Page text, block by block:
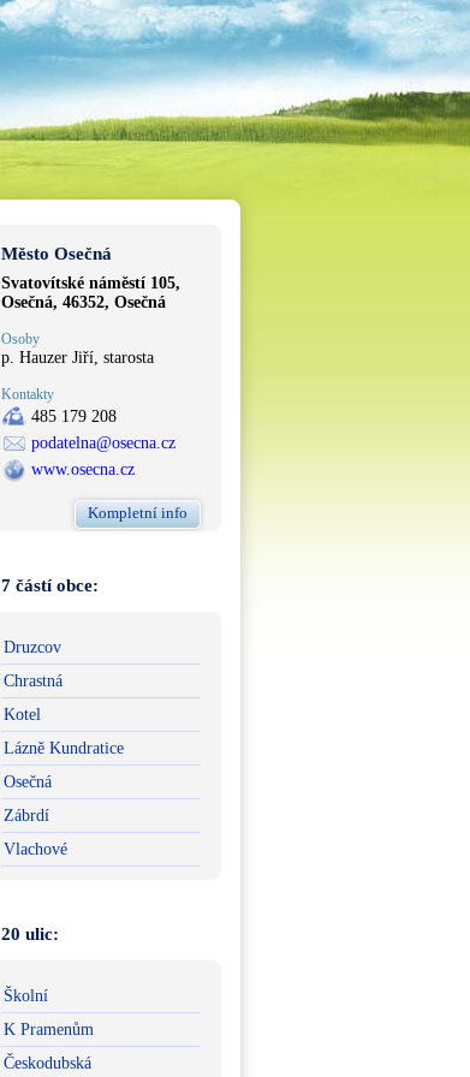
Město Osečná
Svatovítské náměstí 105,
Osečná, 46352, Osečná
Osoby
p. Hauzer Jiří, starosta
Kontakty
485 179 208
podatelna@osecna.cz
www.osecna.cz
Kompletní info
7 částí obce:
Druzcov
Chrastná
Kotel
Lázně Kundratice
Osečná
Zábrdí
Vlachové
20 ulic:
Školní
K Pramenům
Českodubská